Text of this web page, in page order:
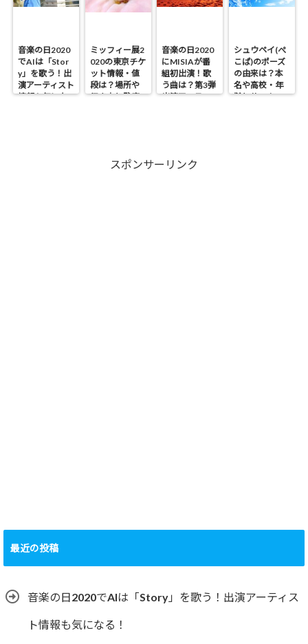
音楽の日2020
でAIは「Stor
y」を歌う！出
演アーティスト
情報も気にな
ミッフィー展2
020の東京チケ
ット情報・値
段は？場所や
行き方と駐車
音楽の日2020
にMISIAが番
組初出演！歌
う曲は？第3弾
出演アーティス
シュウペイ(ぺ
こぱ)のポーズ
の由来は？本
名や高校・年
齢とサッカー
スポンサーリンク
最近の投稿
音楽の日2020でAIは「Story」を歌う！出演アーティス
ト情報も気になる！